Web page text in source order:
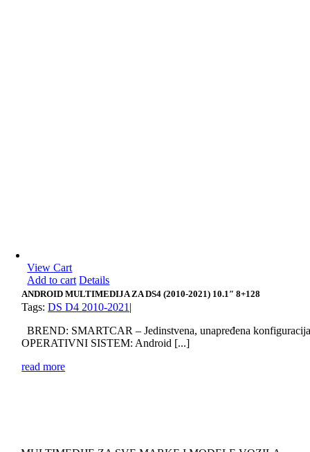
View Cart
Add to cart Details
ANDROID MULTIMEDIJA ZA DS4 (2010-2021) 10.1″ 8+128
Tags:DS D4 2010-2021 |
BREND: SMARTCAR – Jedinstvena, unapređena
OPERATIVNI SISTEM: Android [...]
read more